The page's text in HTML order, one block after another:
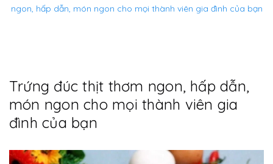
ngon, hấp dẫn, món ngon cho mọi thành viên gia đình của bạn
Trứng đúc thịt thơm ngon, hấp dẫn,
món ngon cho mọi thành viên gia
đình của bạn